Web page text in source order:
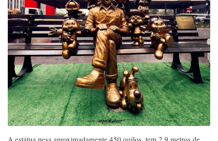
A estátua pesa aproximadamente 450 quilos, tem 2,9 metros de